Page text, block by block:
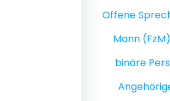
Offene
Mann
binäre